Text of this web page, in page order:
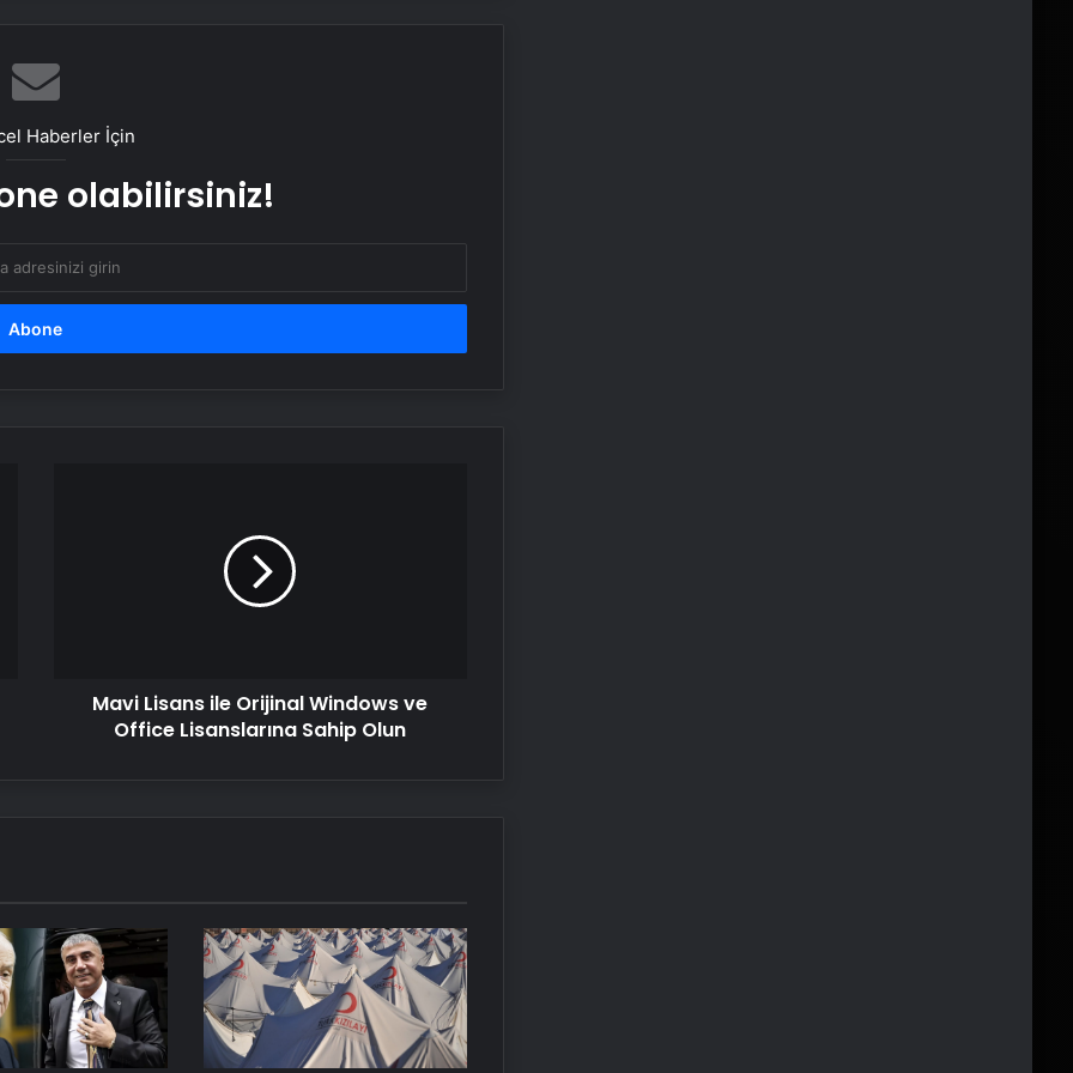
Çanlar Netanyahu için mi çalıyor?
Serjoy : Dijital Medya Ajansı, Google
Reklam Ajansı, SEO Ajansı ve Web
Tasarım Ajansı
Datahost İle Güvenilir Sunucu
Hizmetleri
Haberler İçin
olabilirsiniz!
Mavi Lisans ile Orijinal Windows ve
Office Lisanslarına Sahip Olun